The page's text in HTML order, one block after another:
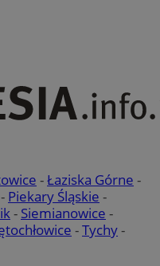
-Łaziska Górne -
- Piekary Śląskie -
- Siemianowice -
-Tychy-